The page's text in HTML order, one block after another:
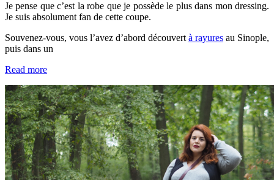
Je pense que c’est la robe que je possède le plus dans mon dressing.
Je suis absolument fan de cette coupe.
Souvenez-vous, vous l’avez d’abord découvert à rayures au Sinople,
puis dans un
Read more